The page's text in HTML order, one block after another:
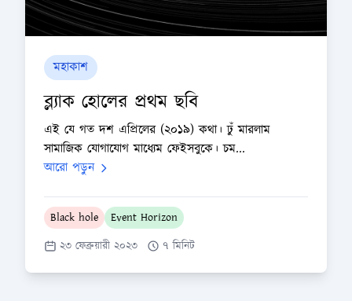
মহাকাশ
ব্ল্যাক হোলের প্রথম ছবি
এই যে গত দশ এপ্রিলের (২০১৯) কথা। ঢুঁ মারলাম
সামাজিক যোগাযোগ মাধ্যেম ফেইসবুকে। চম...
আরো পড়ুন
Black hole
Event Horizon
২৩ ফেব্রুয়ারী ২০২৩
৭ মিনিট